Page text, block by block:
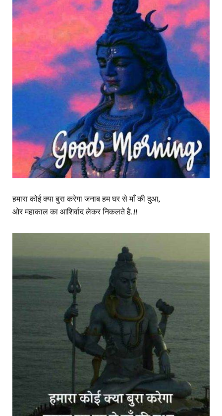
हमारा कोई क्या बुरा करेगा जनाब हम घर से माँ की दुआ,
ओर महाकाल का आशिर्वाद लेकर निकलते है..!!